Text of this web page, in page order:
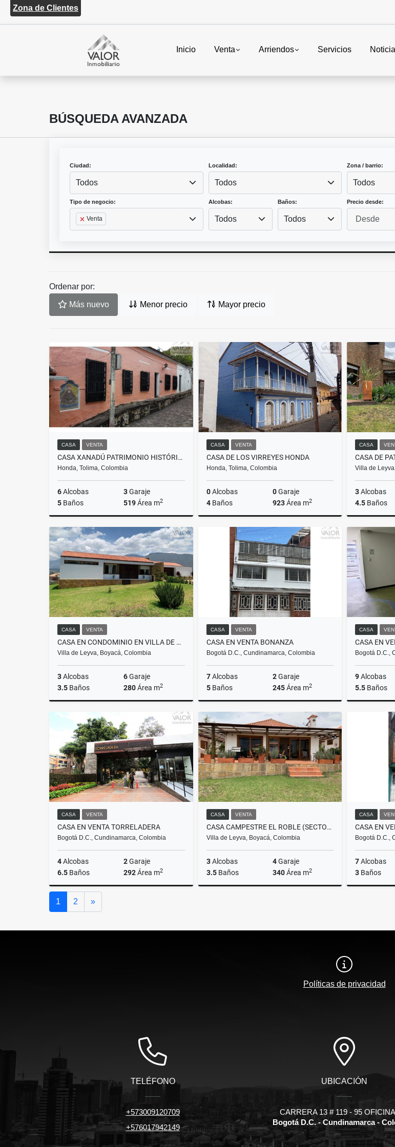
Zona de Clientes
Inicio Venta Arriendos Servicios
BÚSQUEDA AVANZADA
Ciudad:
Todos
Localidad:
Todos
Zona / barrio:
Todos
Tipo de negocio:
Venta
Alcobas:
Todos
Baños:
Todos
Precio desde:
Ordenar por:
Más nuevo Menor precio Mayor precio
CASA VENTA
CASA XANADÚ PATRIMONIO HISTÓRICO HONDA
Honda, Tolima, Colombia
6Alcobas 3Garaje
5 Baños 519Área m2
Venta
$2.150.000.000
CASA VENTA
CASA DE LOS VIRREYES HONDA
Honda, Tolima, Colombia
0Alcobas 0Garaje
4Baños 923Área m2
Venta
$4.500.000.000
CASA
CASA DE
Villa de
3Alcobas
4.5 Baños
CASA VENTA
CASA EN CONDOMINIO EN VILLA DE LEYVA
Villa de Leyva, Boyacá, Colombia
3Alcobas 6Garaje
3.5 Baños 280Área m2
Venta
$2.500.000.000
CASA VENTA
CASA EN VENTA BONANZA
Bogotá D.C., Cundinamarca, Colombia
7Alcobas 2Garaje
5Baños 245Área m2
Venta
$700.000.000
CASA
CASA EN
Bogotá D.C.,
9Alcobas
5.5 Baños
CASA VENTA
CASA EN VENTA TORRELADERA
Bogotá D.C., Cundinamarca, Colombia
4Alcobas 2Garaje
6.5 Baños 292Área m2
CASA VENTA
CASA CAMPESTRE EL ROBLE (SECTOR DE LA MALOCA)
Villa de Leyva, Boyacá, Colombia
3Alcobas 4Garaje
3.5Baños 340Área m2
CASA
CASA EN
Bogotá D.C.,
7Alcobas
3 Baños
1 2 »Siguiente
Políticas de privacidad
TELÉFONO
+573009120709
+576017942149
UBICACIÓN
CARRERA 13 # 119 - 95
Bogotá D.C. - Cundinamarca -